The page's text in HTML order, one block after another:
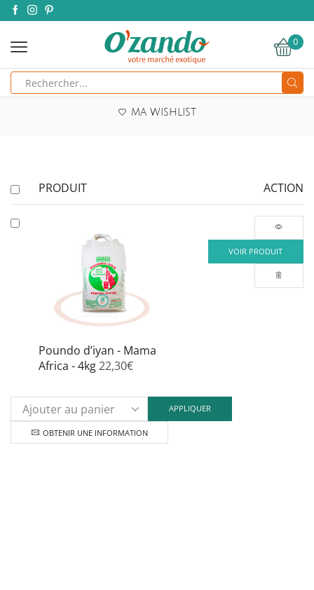
0
MA WISHLIST
PRODUIT ACTION
Poundo d’iyan - Mama
Africa - 4kg22,30€
VOIR PRODUIT
APPLIQUER
OBTENIR UNE INFORMATION